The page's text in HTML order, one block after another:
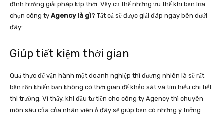
định hướng giải pháp kịp thời. Vậy cụ thể những ưu thế khi bạn lựa
chọn công ty Agency là gì? Tất cả sẽ được giải đáp ngay bên dưới
đây:
Giúp tiết kiệm thời gian
Quả thực để vận hành một doanh nghiệp thì đương nhiên là sẽ rất
bận rộn khiến bạn không có thời gian để khảo sát và tìm hiểu chi tiết
thi trường. Vì thấy, khi đầu tư tiền cho công ty Agency thì chuyên
môn sâu của của nhân viên ở đây sẽ giúp bạn có những ý tưởng